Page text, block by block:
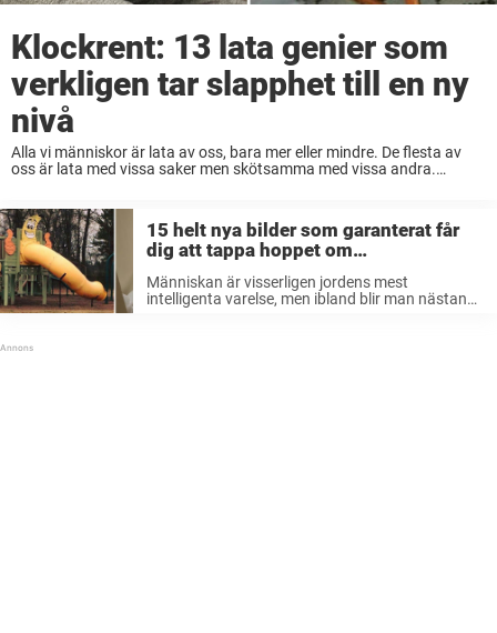
Klockrent: 13 lata genier som
verkligen tar slapphet till en ny
nivå
Alla vi människor är lata av oss, bara mer eller mindre. De flesta av
oss är lata med vissa saker men skötsamma med vissa andra.
15 helt nya bilder som garanterat får
dig att tappa hoppet om
obetalbar
Människan är visserligen jordens mest
intelligenta varelse, men ibland blir man nästan